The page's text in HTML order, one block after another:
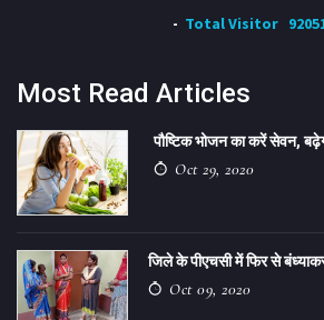
Total Visitor
Most Read Articles
पौष्टिक भोजन का करें सेवन,
Oct 29, 2020
जिले के पीएचसी में फिर से
Oct 09, 2020